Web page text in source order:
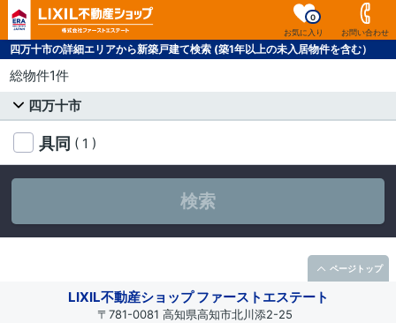
お気に入り
0
お問い合わせ
四万十市の詳細エリアから新築戸建て検索 (築1年以上の未入居物件を含む）
総物件1件
四万十市
具同 ( 1 )
検索
LIXIL不動産ショップ ファーストエステート
〒781-0081 高知県高知市北川添2-25
ページトップ